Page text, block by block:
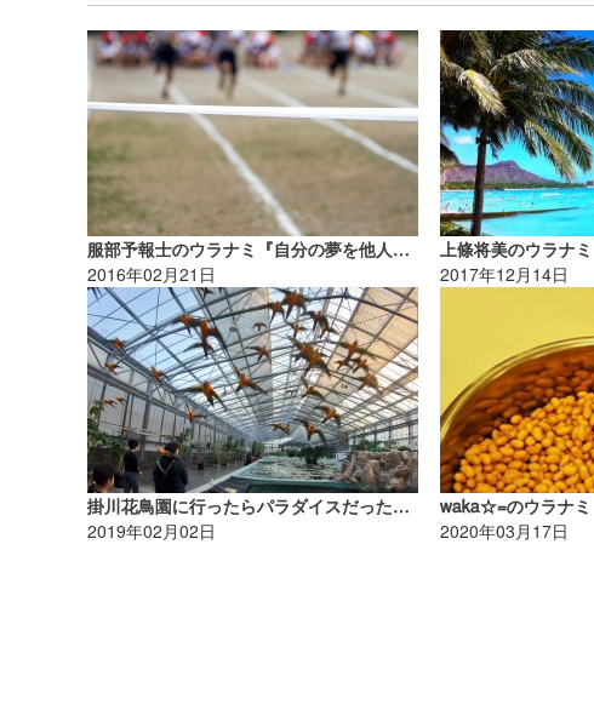
服部予報士のウラナミ『自分の夢を他人に伝えることができますか？』
2016年02月21日
2017年12月14日
掛川花鳥園に行ったらパラダイスだった｜まっきーのウラナミ
2019年02月02日
2020年03月17日